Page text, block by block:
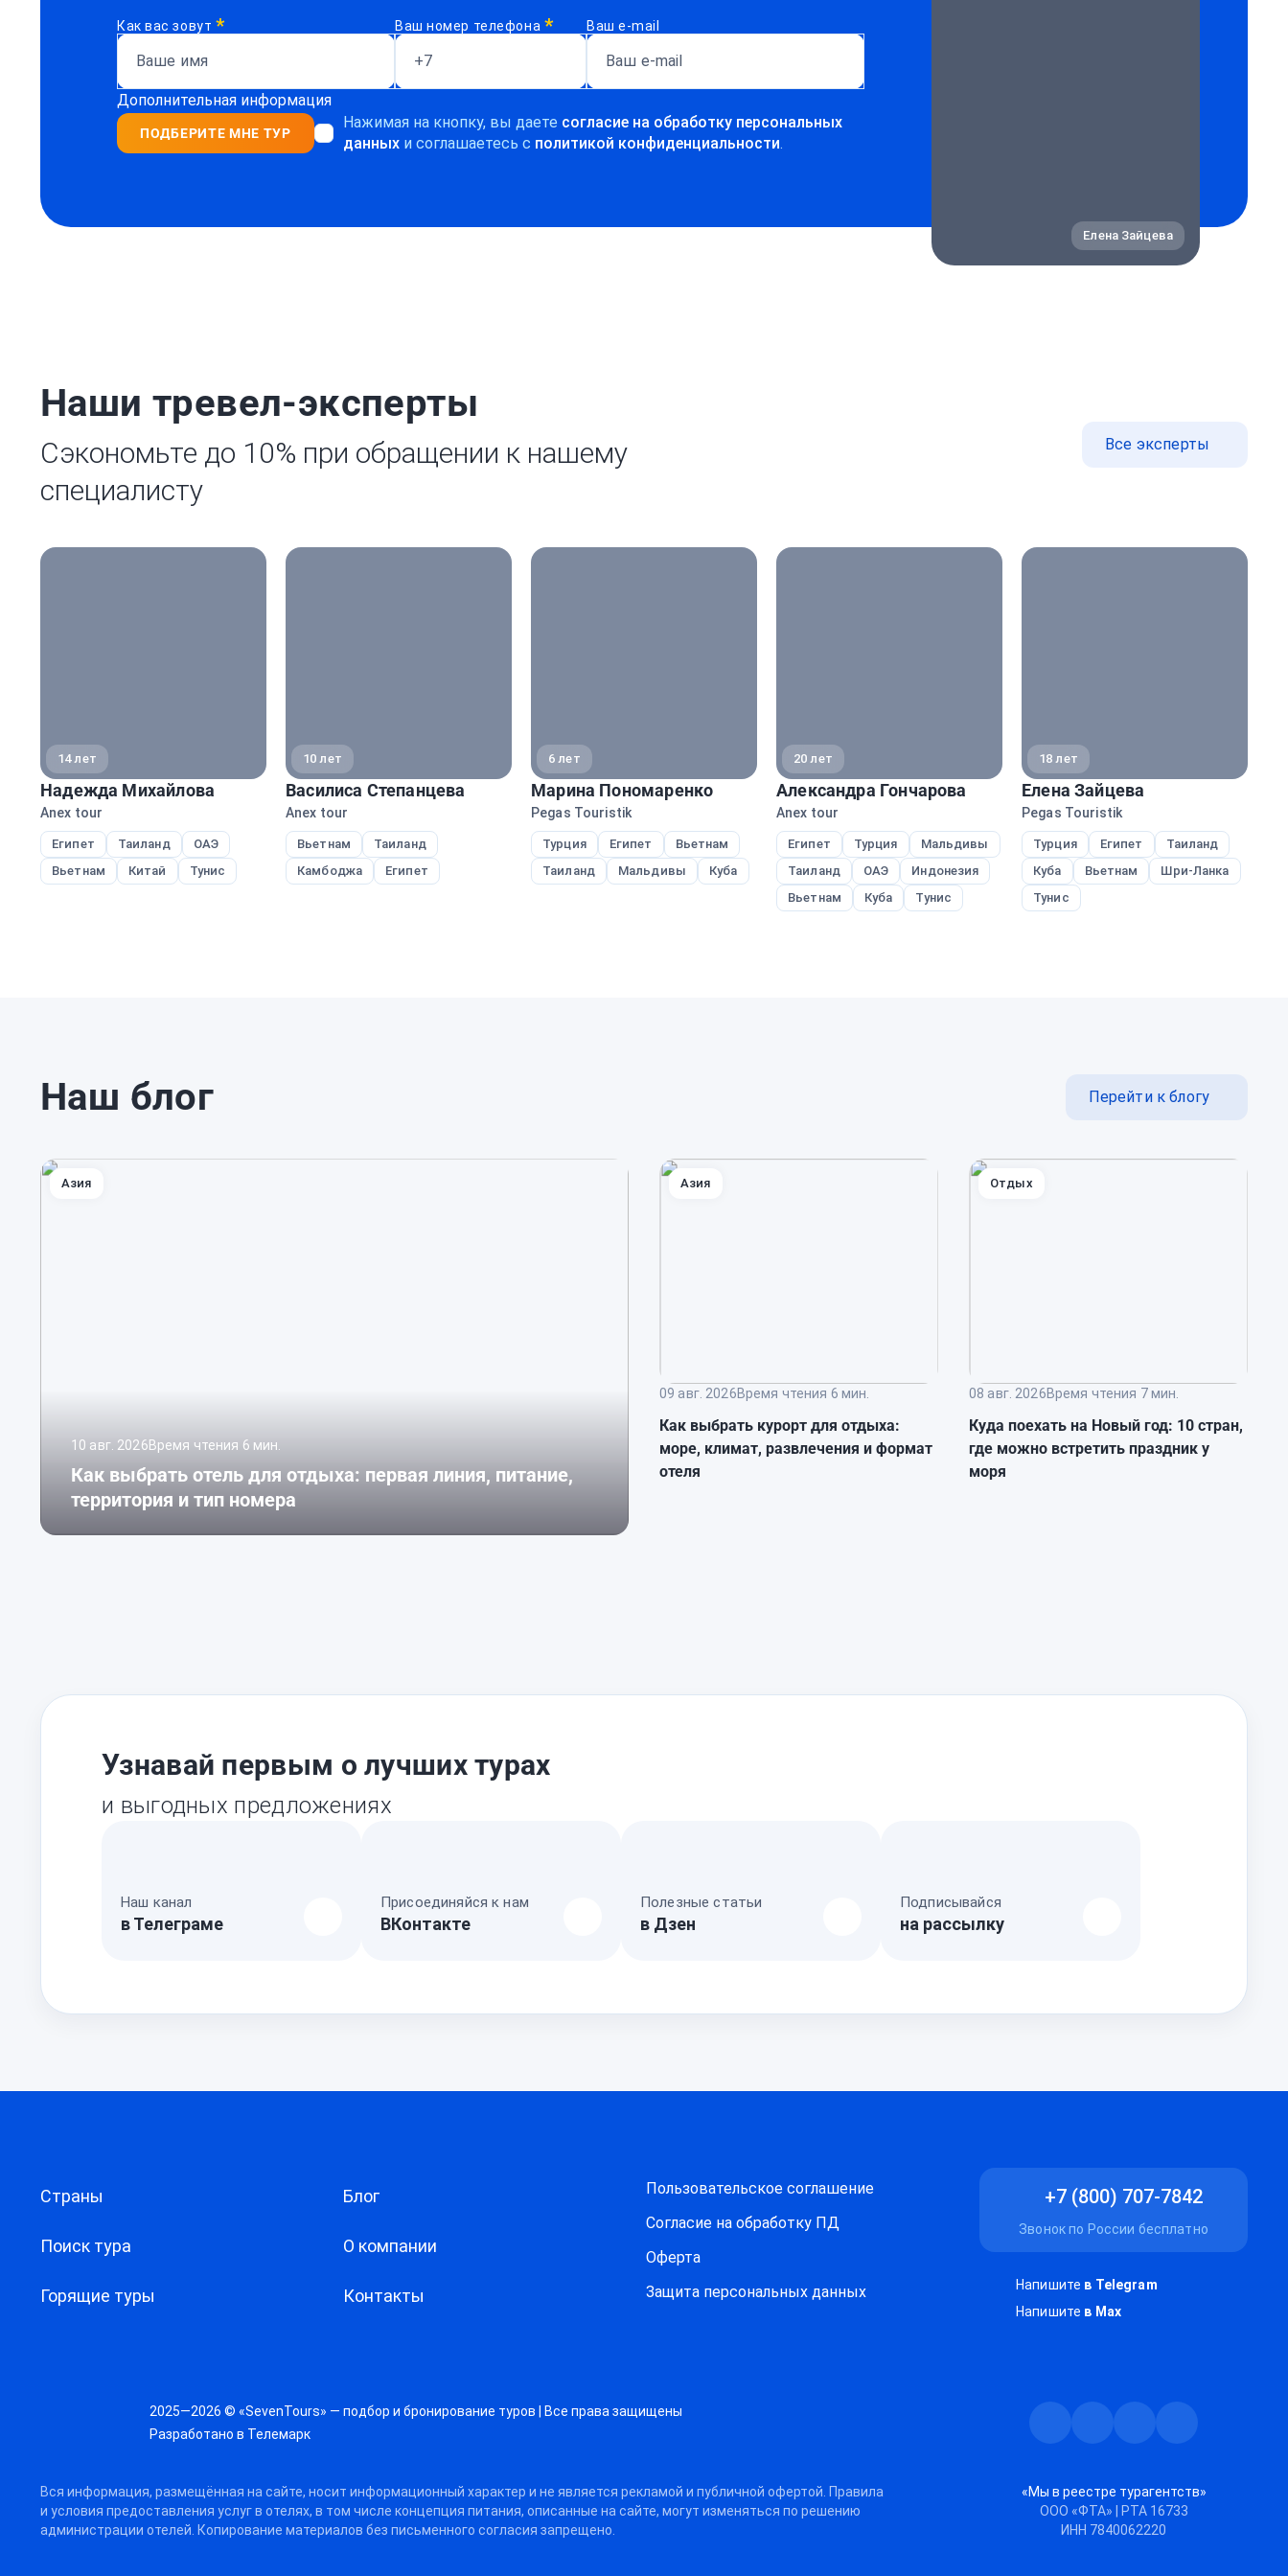
Как вас зовут * Ваш номер телефона * Ваш e-mail
Дополнительная информация
ПОДБЕРИТЕ МНЕ ТУР
Нажимая на кнопку, вы даете согласие на обработку персональных
данныхи соглашаетесь c политикой конфиденциальности.
Елена Зайцева
Наши тревел-эксперты
Сэкономьте до 10% при обращении к нашему
специалисту
Все эксперты
14 лет
Надежда Михайлова
Anex tour
Египет Таиланд
ОАЭ
Вьетнам
Китай Тунис
10 лет
Василиса Степанцева
Anex tour
Вьетнам
Таиланд
Камбоджа
Египет
6 лет
Марина Пономаренко
Pegas Touristik
Турция Египет
Вьетнам
Таиланд
Мальдивы Куба
20 лет
Александра Гончарова
Anex tour
Египет Турция
Мальдивы
Таиланд
ОАЭ
Индонезия
Вьетнам
Куба Тунис
18 лет
Елена Зайцева
Pegas Touristik
Турция Египет
Таиланд
Куба
Вьетнам
Шри-Ланка
Тунис
Наш блог Перейти к блогу
10 авг. 2026Время чтения 6 мин.
Как выбрать отель для отдыха: первая линия, питание,
территория и тип номера
Азия
09 авг. 2026Время чтения 6 мин.
Как выбрать курорт для отдыха:
море, климат, развлечения и формат
отеля
Азия
08 авг. 2026Время чтения 7 мин.
Куда поехать на Новый год: 10 стран,
где можно встретить праздник у
моря
Отдых
Узнавай первым о лучших турах
и выгодных предложениях
Наш канал
в Телеграме
Присоединяйся к нам
ВКонтакте
Полезные статьи
в Дзен
Подписывайся
на рассылку
Страны
Поиск тура
Горящие туры
Блог
О компании
Контакты
Пользовательское соглашение
Согласие на обработку ПД
Оферта
Защитa персональных данных
+7 (800) 707-7842
Звонок по России бесплатно
Напишите в Telegram
Напишите в Max
2025—2026 © «SevenTours» — подбор и бронирование туров | Все права защищены
Разработано в Телемарк
ТелеграмMax Дзен ВКонтакте
Вся информация, размещённая на сайте, носит информационный характер и не является рекламой и публичной офертой. Правила
и условия предоставления услуг в отелях, в том числе концепция питания, описанные на сайте, могут изменяться по решению
администрации отелей. Копирование материалов без письменного согласия запрещено.
«Мы в реестре турагентств»
ООО «ФТА» | РТА 16733
ИНН 7840062220